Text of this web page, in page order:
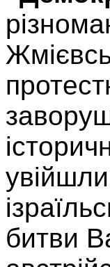
битви